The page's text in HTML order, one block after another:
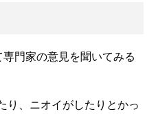
専門家の意見を聞いてみる
り、ニオイがしたりとかっ